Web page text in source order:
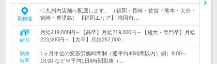
勤務地
◇九州内店舗へ配属します。 （福岡・長崎・佐賀・熊本・大分・
宮崎・鹿児島） 【福岡エリア】 福岡市…
給与
月給219,000円～【高卒】月給219,000円～【短大・専門卒】月給
223,000円～【大卒】月給257,000…
勤務
時間
1ヶ月単位の変形労働時間制（週平均40時間以内）例）9:00～
18:00 など※平均1日8時間勤務（…